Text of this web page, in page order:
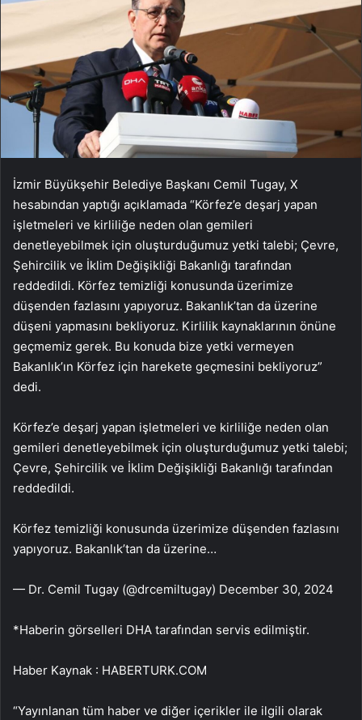
İzmir Büyükşehir Belediye Başkanı Cemil Tugay, X
hesabından yaptığı açıklamada “Körfez’e deşarj yapan
işletmeleri ve kirliliğe neden olan gemileri
denetleyebilmek için oluşturduğumuz yetki talebi; Çevre,
Şehircilik ve İklim Değişikliği Bakanlığı tarafından
reddedildi. Körfez temizliği konusunda üzerimize
düşenden fazlasını yapıyoruz. Bakanlık’tan da üzerine
düşeni yapmasını bekliyoruz. Kirlilik kaynaklarının önüne
geçmemiz gerek. Bu konuda bize yetki vermeyen
Bakanlık’ın Körfez için harekete geçmesini bekliyoruz”
dedi.
Körfez’e deşarj yapan işletmeleri ve kirliliğe neden olan
gemileri denetleyebilmek için oluşturduğumuz yetki talebi;
Çevre, Şehircilik ve İklim Değişikliği Bakanlığı tarafından
reddedildi.
Körfez temizliği konusunda üzerimize düşenden fazlasını
yapıyoruz. Bakanlık’tan da üzerine…
— Dr. Cemil Tugay (@drcemiltugay) December 30, 2024
*Haberin görselleri DHA tarafından servis edilmiştir.
Haber Kaynak : HABERTURK.COM
“Yayınlanan tüm haber ve diğer içerikler ile ilgili olarak